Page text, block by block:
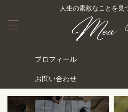
人生の素敵なことを見
プロフィール
お問い合わせ